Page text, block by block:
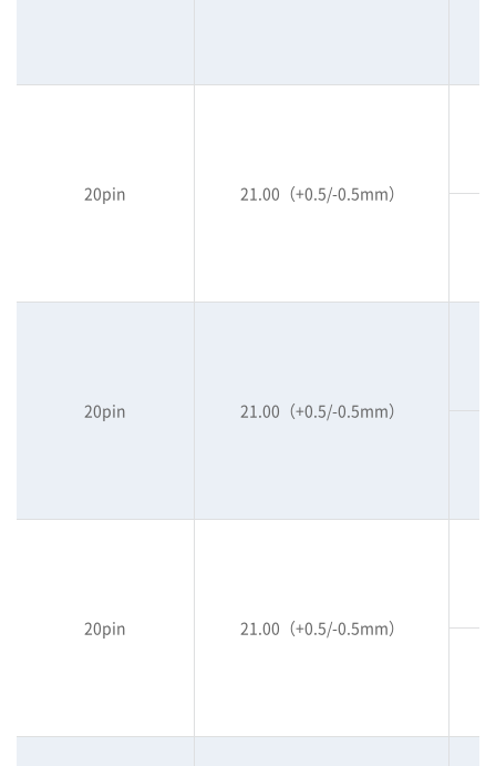
20pin 21.00（+0.5/-0.5mm）
20pin 21.00（+0.5/-0.5mm）
20pin 21.00（+0.5/-0.5mm）